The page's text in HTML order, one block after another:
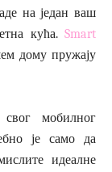
на један ваш
кућа. Smart
дому пружају
мобилног
је само да
идеалне